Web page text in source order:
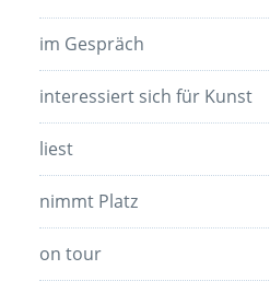
im Gespräch
interessiert sich für Kunst
liest
nimmt Platz
on tour